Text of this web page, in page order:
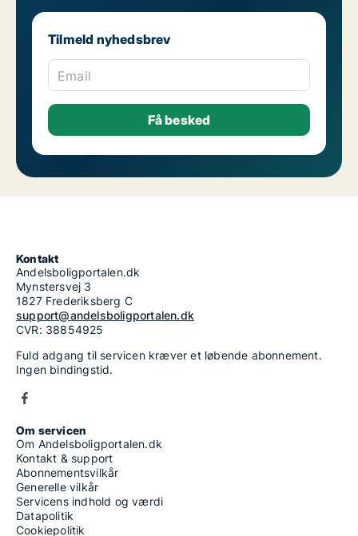
Tilmeld nyhedsbrev
Email
Kontakt
Andelsboligportalen.dk
Mynstersvej 3
1827 Frederiksberg C
support@andelsboligportalen.dk
CVR: 38854925
Fuld adgang til servicen kræver et løbende abonnement.
Ingen bindingstid.
Om servicen
Om Andelsboligportalen.dk
Kontakt & support
Abonnementsvilkår
Generelle vilkår
Servicens indhold og værdi
Datapolitik
Cookiepolitik